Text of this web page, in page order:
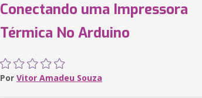
Conectando uma Impressora
Térmica No Arduino
Por Vitor Amadeu Souza